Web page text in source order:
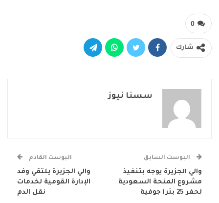
0
شارك
سسنا نيوز
البوست السابق
والي الجزيرة يوجه بتنفيذ
مشروع المنحة السعودية
لحفر 25 بئرا جوفية
البوست القادم
والي الجزيرة يلتقي وفد
الإدارة القومية لخدمات
نقل الدم